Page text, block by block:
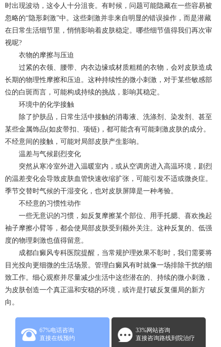
时出现波动，这令人十分沮丧。有时候，问题可能隐藏在一些容易被
忽略的“隐形刺激”中。这些刺激并非来自明显的错误操作，而是潜藏
在日常生活细节里，悄悄影响着皮肤稳定。哪些细节值得我们再次审
视呢?
衣物的摩擦与压迫
过紧的衣领、腰带、内衣边缘或材质粗糙的衣物，会对皮肤造成
长期的物理性摩擦和压迫。这种持续性的微小刺激，对于某些敏感部
位的白斑而言，可能构成持续的挑战，影响其稳定。
环境中的化学接触
除了护肤品，日常生活中接触的消毒液、洗涤剂、染发剂、甚至
某些金属饰品(如皮带扣、项链)，都可能含有可能刺激皮肤的成分。
不经意间的接触，可能对局部皮肤产生影响。
温差与气候剧烈变化
突然从寒冷室外进入温暖室内，或从空调房进入高温环境，剧烈
的温差变化会导致皮肤血管快速收缩扩张，可能引发不适或微炎症。
季节交替时气候的干湿变化，也对皮肤屏障是一种考验。
不经意的习惯性动作
一些无意识的习惯，如反复摩擦某个部位、用手托腮、喜欢挽起
袖子摩擦小臂等，都会使局部皮肤受到额外关注。这种反复的、低强
度的物理刺激也值得留意。
成都白癜风专科医院提醒，当常规护理效果不彰时，我们需要将
目光投向更细微的生活场景。管理白癜风有时就像一场排除干扰的细
致工作。细心观察并尽量减少生活中这些潜在的、持续的微小刺激，
为皮肤创造一个真正温和安稳的环境，或许是打破反复僵局的新方
向。
67%电话咨询
直接在线预约
33%网站咨询
直接咨询路线到院治疗